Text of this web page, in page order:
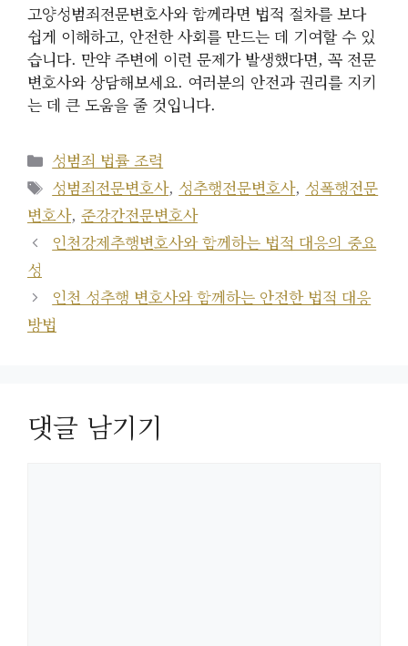
고양성범죄전문변호사와 함께라면 법적 절차를 보다
쉽게 이해하고, 안전한 사회를 만드는 데 기여할 수 있
습니다. 만약 주변에 이런 문제가 발생했다면, 꼭 전문
변호사와 상담해보세요. 여러분의 안전과 권리를 지키
는 데 큰 도움을 줄 것입니다.
카
테
고
리
성범죄 법률 조력
태
그
성범죄전문변호사, 성추행전문변호사, 성폭행전문
변호사, 준강간전문변호사
인천강제추행변호사와 함께하는 법적 대응의 중요
성
인천 성추행 변호사와 함께하는 안전한 법적 대응
방법
댓글 남기기